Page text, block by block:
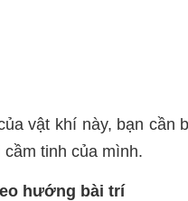
vật khí này, bạn cần
tinh của mình.
hướng bài trí